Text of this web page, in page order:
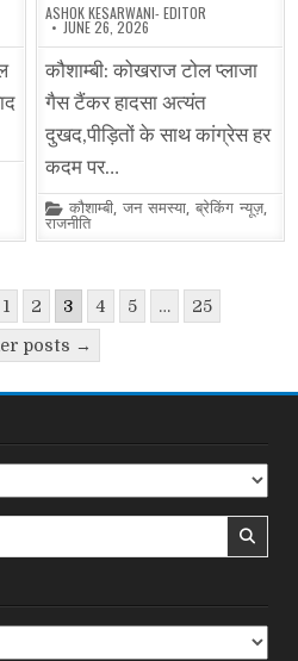
ASHOK KESARWANI- EDITOR
JUNE 26, 2026
कौशाम्बी: कोखराज टोल प्लाजा
गैस टैंकर हादसा अत्यंत
दुखद,पीड़ितों के साथ कांग्रेस हर
कदम पर…
Posted
in
कौशाम्बी,जन समस्या,ब्रेकिंग न्यूज़,
राजनीति
1 2 3 4 5 … 25
posts →